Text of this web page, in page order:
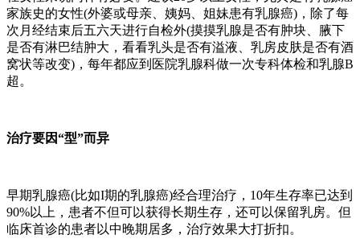
家族史的女性(外婆或母亲、姨妈、姐妹患有乳腺癌)，除了每
次月经结束后五六天进行自检外(摸摸乳腺是否有肿块、腋下
是否有淋巴结肿大，看看乳头是否有溢液、乳房皮肤是否有酒
窝状等改变)，每年都应到医院乳腺科做一次专科体检和乳腺B
超。
治疗要因“型”而异
早期乳腺癌(比如I期的乳腺癌)经合理治疗，10年生存率已达到
90%以上，患者不但可以获得长期生存，还可以保留乳房。但
临床首诊的患者以中晚期居多，治疗效果大打折扣。